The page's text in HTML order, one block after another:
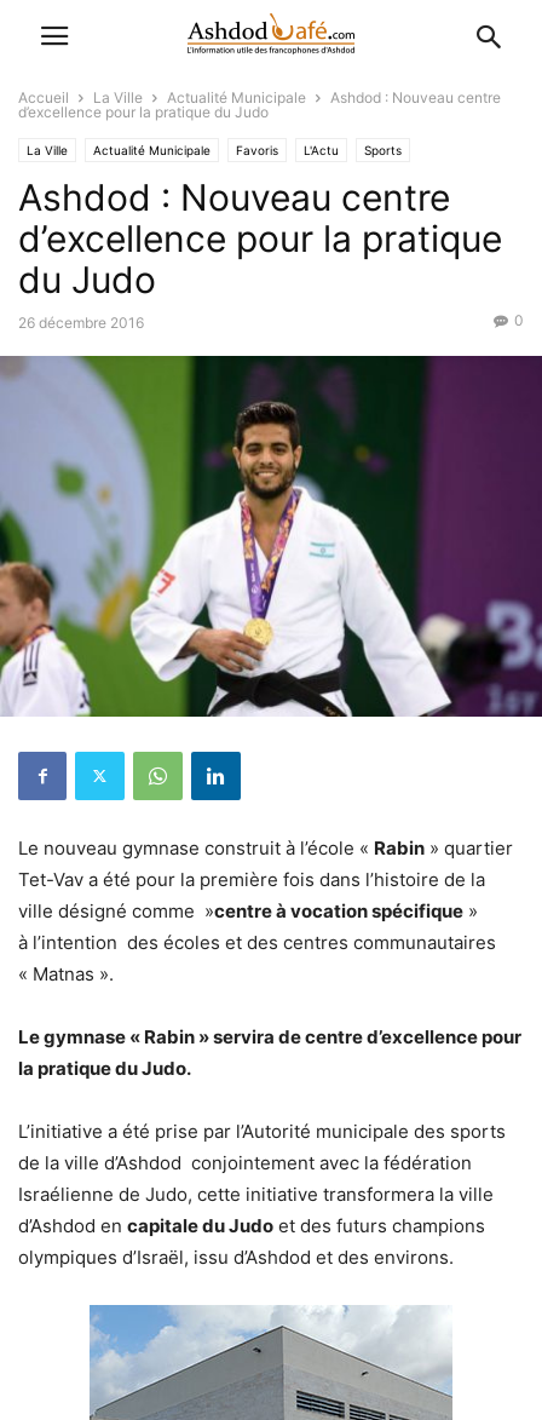
Accueil La Ville Actualité Municipale
Ashdod : Nouveau centre
d’excellence pour la pratique du Judo
La Ville Actualité Municipale Favoris L'Actu Sports
Ashdod : Nouveau centre
d’excellence pour la pratique
du Judo
26 décembre 2016 0
Le nouveau gymnase construit à l’école « Rabin » quartier
Tet-Vav a été pour la première fois dans l’histoire de la
ville désigné comme »centre à vocation spécifique »
à l’intention des écoles et des centres communautaires
« Matnas ».
Le gymnase « Rabin » servira de centre d’excellence pour
la pratique du Judo.
L’initiative a été prise par l’Autorité municipale des sports
de la ville d’Ashdod conjointement avec la fédération
Israélienne de Judo, cette initiative transformera la ville
d’Ashdod en capitale du Judo et des futurs champions
olympiques d’Israël, issu d’Ashdod et des environs.